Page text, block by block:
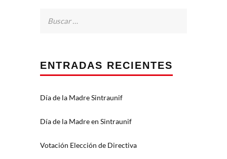
ENTRADAS RECIENTES
Día de la Madre Sintraunif
Día de la Madre en Sintraunif
Votación Elección de Directiva